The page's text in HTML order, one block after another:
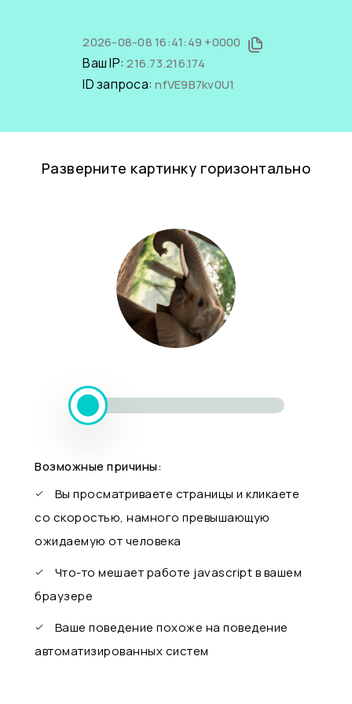
2026-08-08 16:41:49 +0000
Ваш IP:216.73.216.174
ID запроса:nfVE9B7kv0U1
Разверните картинку горизонтально
Возможные причины:
Вы просматриваете страницы и кликаете
со скоростью, намного превышающую
ожидаемую от человека
Что-то мешает работе javascript в вашем
браузере
Ваше поведение похоже на поведение
автоматизированных систем